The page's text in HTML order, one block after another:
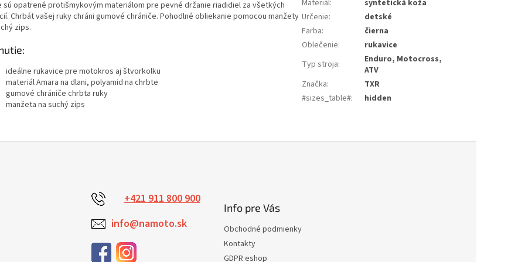
sú opatrené protišmykovým materiálom pre pevné držanie riadidiel za všetkých
Chrbát vašej ruky chráni gumové chrániče. Pohodlné obliekanie pomocou manžety
zips.
ideálne rukavice pre motokros aj štvorkolku
materiál Amara na dlani, polyamid na chrbte
gumové chrániče chrbta ruky
manžeta na suchý zips
Materiál:
syntetická koža
Určenie:
detské
Farba:
čierna
Oblečenie:
rukavice
Typ stroja:
Enduro, Motocross,
ATV
Značka:
TXR
#sizes_table#: hidden
+421 911 800 900
info@namoto.sk
Info pre Vás
Obchodné podmienky
Kontakty
GDPR eshop